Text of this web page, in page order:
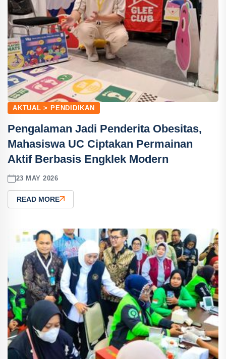
AKTUAL > PENDIDIKAN
Pengalaman Jadi Penderita Obesitas,
Mahasiswa UC Ciptakan Permainan
Aktif Berbasis Engklek Modern
23 MAY 2026
READ MORE